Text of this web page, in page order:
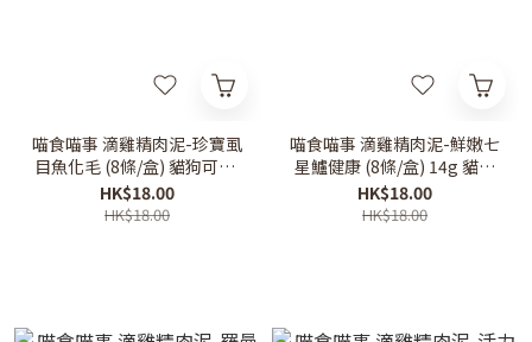
喵食喵事 滴雞精肉泥-珍寶虱
目魚化毛 (8條/盒) 貓狗可食/
台灣製造//犬貓適用/無添加
（1條）
HK$18.00
HK$18.00
喵食喵事 滴雞精肉泥-鮮嫩七
星鱸健康 (8條/盒) 14g 貓狗
可食/台灣製造//犬貓適用/無
添加（1條）
HK$18.00
HK$18.00